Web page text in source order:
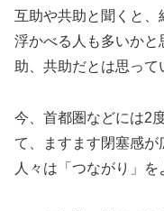
互助や共助と聞くと
浮かべる人も多いか
助、共助だとは思って
今、首都圏などには2
て、ますます閉塞感が
人々は「つながり」を